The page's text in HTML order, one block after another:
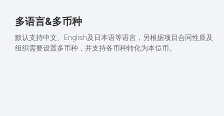
多语言&多币种
默认支持中文、English及日本语等语言，另根据项目合同性质及
组织需要设置多币种，并支持各币种转化为本位币。